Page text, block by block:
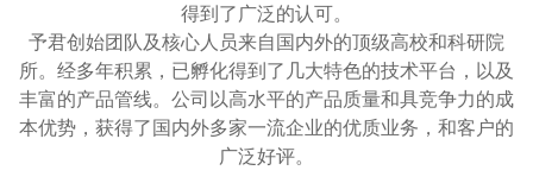
得到了广泛的认可。
予君创始团队及核心人员来自国内外的顶级高校和科研院
所。经多年积累，已孵化得到了几大特色的技术平台，以及
丰富的产品管线。公司以高水平的产品质量和具竞争力的成
本优势，获得了国内外多家一流企业的优质业务，和客户的
广泛好评。